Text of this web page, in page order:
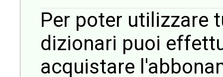
Per poter utilizzare
dizionari puoi
acquistare